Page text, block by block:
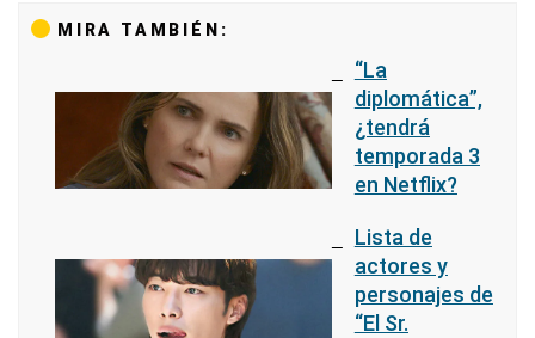
MIRA TAMBIÉN:
“La
diplomática”,
¿tendrá
temporada 3
en Netflix?
Lista de
actores y
personajes de
“El Sr.